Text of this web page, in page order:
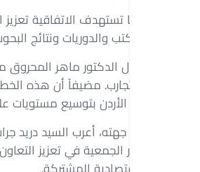
كما تستهدف الاتفاقية
والكتب والدوريات ونتائج
وقال الدكتور ماهر المحروق
والتجارب. مضيفاً أن هذه
في الأردن بتوسيع مستويات
من جهته، أعرب السيد دريد
لدور الجمعية في تعزيز
الاقتصادية المشتركة.